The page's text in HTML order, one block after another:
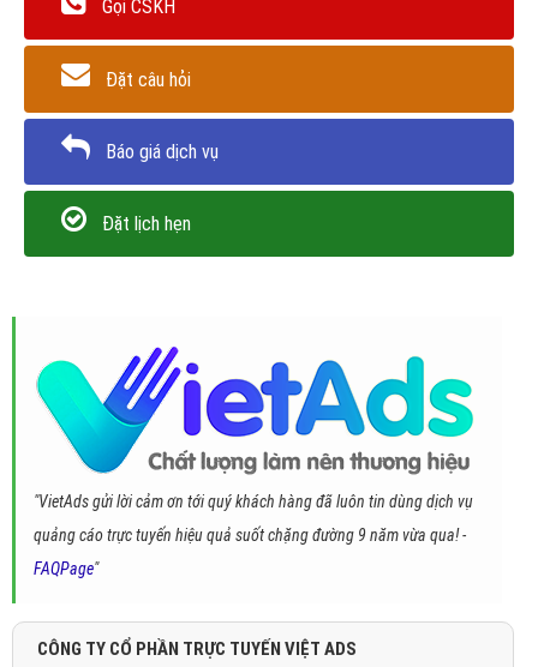
Gọi CSKH
Đặt câu hỏi
Báo giá dịch vụ
Đặt lịch hẹn
"VietAds gửi lời cảm ơn tới quý khách hàng đã luôn tin dùng dịch vụ
quảng cáo trực tuyến hiệu quả suốt chặng đường 9 năm vừa qua! -
FAQPage"
CÔNG TY CỔ PHẦN TRỰC TUYẾN VIỆT ADS